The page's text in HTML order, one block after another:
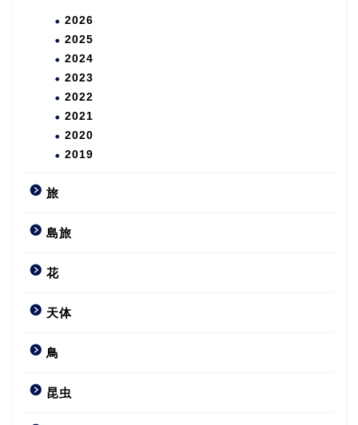
2026
2025
2024
2023
2022
2021
2020
2019
旅
島旅
花
天体
鳥
昆虫